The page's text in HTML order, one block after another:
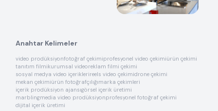
Anahtar Kelimeler
video prodüksiyonfotoğraf çekimiprofesyonel video çekimiürün çekimi
tanıtım filmikurumsal videoreklam filmi çekimi
sosyal medya video içeriklerireels video çekimidrone çekimi
mekan çekimiürün fotoğrafçılığımarka çekimleri
içerik prodüksiyon ajansıgörsel içerik üretimi
marblingmedia video prodüksiyonprofesyonel fotoğraf çekimi
dijital içerik üretimi